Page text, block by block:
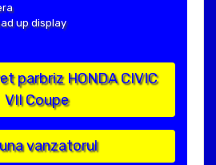
up display
parbriz HONDA CIVIC
VII Coupe
vanzatorul